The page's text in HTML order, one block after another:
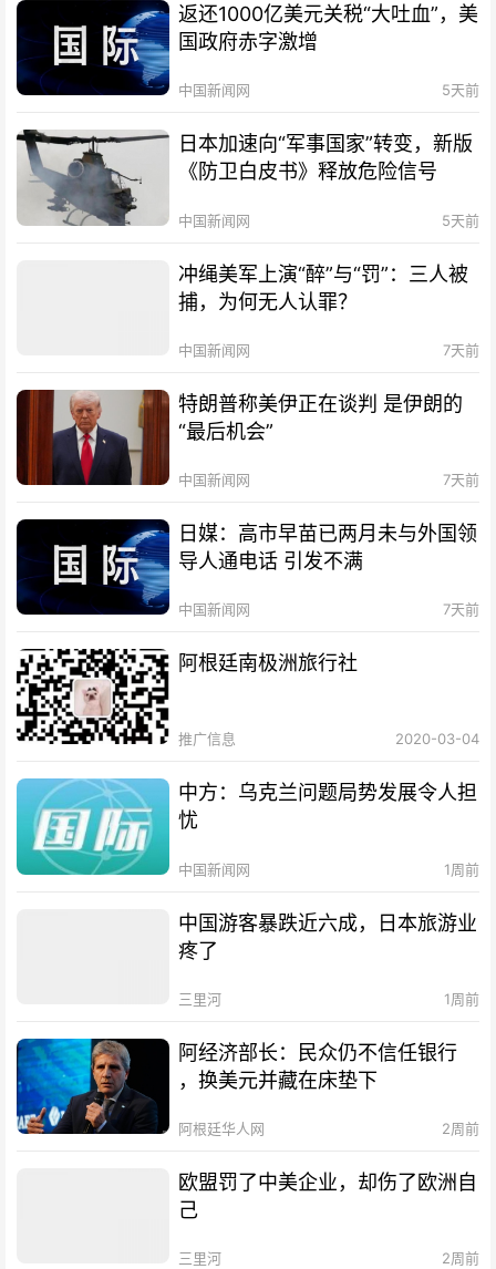
返还1000亿美元关税“大吐血”，美
国政府赤字激增
中国新闻网 5天前
日本加速向“军事国家”转变，新版
《防卫白皮书》释放危险信号
中国新闻网 5天前
冲绳美军上演“醉”与“罚”：三人被
捕，为何无人认罪？
中国新闻网 7天前
特朗普称美伊正在谈判 是伊朗的
“最后机会”
中国新闻网 7天前
日媒：高市早苗已两月未与外国领
导人通电话 引发不满
中国新闻网 7天前
阿根廷南极洲旅行社
推广信息 2020-03-04
中方：乌克兰问题局势发展令人担
忧
中国新闻网 1周前
中国游客暴跌近六成，日本旅游业
疼了
三里河 1周前
阿经济部长：民众仍不信任银行
，换美元并藏在床垫下
阿根廷华人网 2周前
欧盟罚了中美企业，却伤了欧洲自
己
三里河 2周前